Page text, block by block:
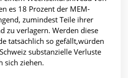
es 18 Prozent der MEM-
zumindest Teile ihrer
zu verlagern. Werden diese
tatsächlich so gefällt,würden
substanzielle Verluste
sich ziehen.